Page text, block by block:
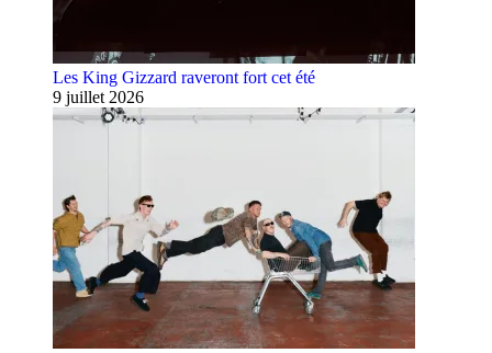
Les King Gizzard raveront fort cet été
9 juillet 2026